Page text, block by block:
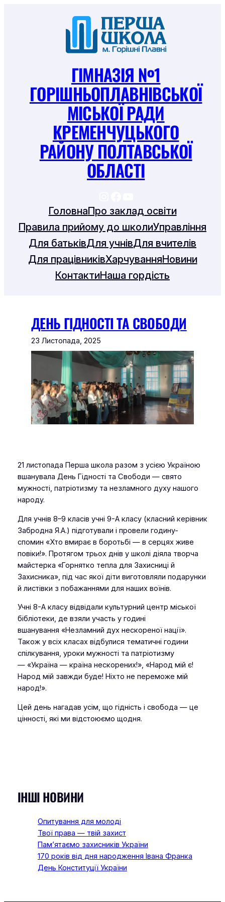
ГІМНАЗІЯ №1
ГОРІШНЬОПЛАВНІВСЬКОЇ
МІСЬКОЇ РАДИ
КРЕМЕНЧУЦЬКОГО
РАЙОНУ ПОЛТАВСЬКОЇ
ОБЛАСТІ
ГоловнаПро заклад освіти
Правила прийому до школиУправління
Для батьківДля учнівДля вчителів
Для працівниківХарчуванняНовини
КонтактиНаша гордість
ДЕНЬ ГІДНОСТІ ТА СВОБОДИ
23 Листопада, 2025
21 листопада Перша школа разом з усією Україною
вшанувала День Гідності та Свободи — свято
мужності, патріотизму та незламного духу нашого
народу.
Для учнів 8–9 класів учні 9-А класу (класний керівник
Забродна Я.А.) підготували і провели годину-
спомин «Хто вмирає в боротьбі — в серцях живе
повіки!». Протягом трьох днів у школі діяла творча
майстерка «Горнятко тепла для Захисниці й
Захисника», під час якої діти виготовляли подарунки
й листівки з побажаннями для наших воїнів.
Учні 8-А класу відвідали культурний центр міської
бібліотеки, де взяли участь у годині
вшанування «Незламний дух нескореної нації».
Також у всіх класах відбулися тематичні години
спілкування, уроки мужності та патріотизму
— «Україна — країна нескорених!», «Народ мій є!
Народ мій завжди буде! Ніхто не переможе мій
народ!».
Цей день нагадав усім, що гідність і свобода — це
цінності, які ми відстоюємо щодня.
ІНШІ НОВИНИ
Опитування для молоді
Твої права — твій захист
Пам’ятаємо захисників України
170 років від дня народження Івана Франка
День Конституції України